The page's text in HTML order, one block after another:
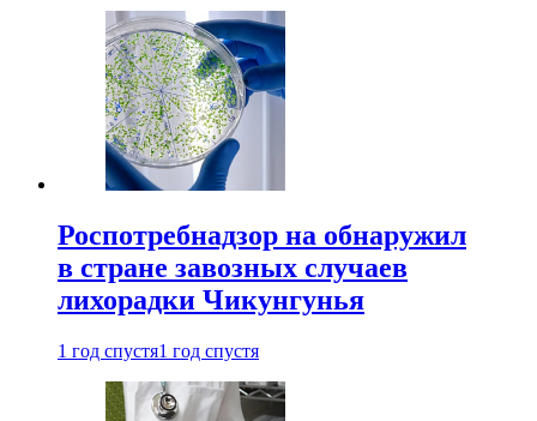
Роспотребнадзор на обнаружил
в стране завозных случаев
лихорадки Чикунгунья
1 год спустя1 год спустя